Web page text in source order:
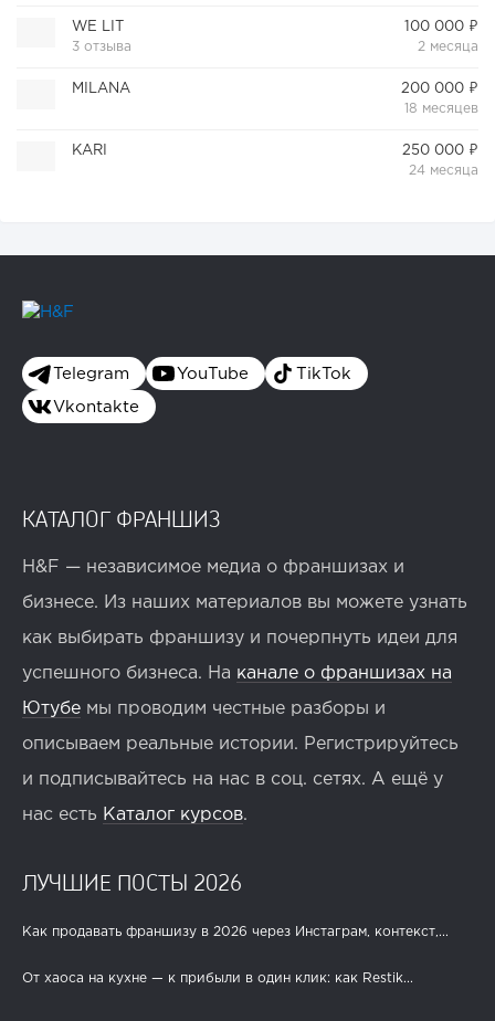
WE LIT
3 отзыва
100 000 ₽
2 месяца
MILANA
200 000 ₽
18 месяцев
KARI
250 000 ₽
24 месяца
Telegram YouTube TikTok
Vkontakte
КАТАЛОГ ФРАНШИЗ
H&F — независимое медиа о франшизах и
бизнесе. Из наших материалов вы можете узнать
как выбирать франшизу и почерпнуть идеи для
успешного бизнеса. На канале о франшизах на
Ютубе мы проводим честные разборы и
описываем реальные истории. Регистрируйтесь
и подписывайтесь на нас в соц. сетях. А ещё у
нас есть Каталог курсов.
ЛУЧШИЕ ПОСТЫ 2026
Как продавать франшизу в 2026 через Инстаграм, контекст,...
От хаоса на кухне — к прибыли в один клик: как Restik...